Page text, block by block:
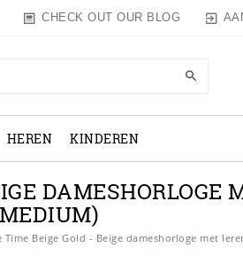
CHECK OUT OUR BLOG
HEREN KINDEREN
DAMESHORLOGE
Time Beige Gold - Beige dameshorloge met